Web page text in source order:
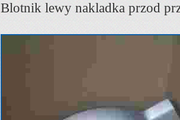
Blotnik lewy nakladka przod